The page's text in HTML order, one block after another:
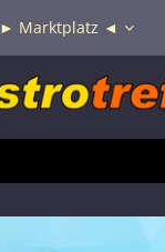
► Marktplatz ◄